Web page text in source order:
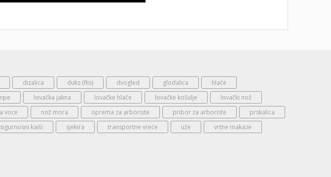
dizalica duks (flis) dvogled glodalica
hlače
lovačka jakna lovačke hlače lovačke košulje
lovački nož
voce nož mora oprema za arboriste pribor za arboriste
prskalica
sigurnosni kaiši sjekira transportne vreće uže
vrtne makaze